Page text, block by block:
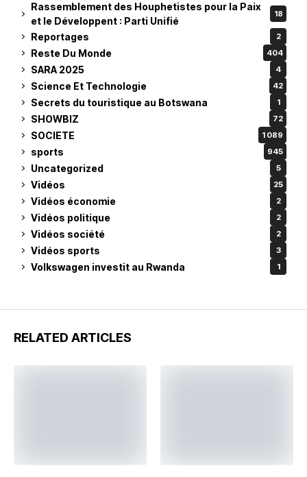
Rassemblement des Houphetistes pour la Paix
et le Développent : Parti Unifié
18
Reportages 2
Reste Du Monde 404
SARA 2025 4
Science Et Technologie 42
Secrets du touristique au Botswana 1
SHOWBIZ 72
SOCIETE 1 089
sports 945
Uncategorized 5
Vidéos 25
Vidéos économie 2
Vidéos politique 2
Vidéos société 2
Vidéos sports 3
Volkswagen investit au Rwanda 1
RELATED ARTICLES